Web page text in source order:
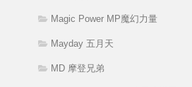
Magic Power MP魔幻力量
Mayday 五月天
MD 摩登兄弟